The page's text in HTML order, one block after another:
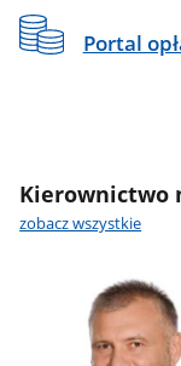
Portal
Kierownictwo
zobacz wszystkie